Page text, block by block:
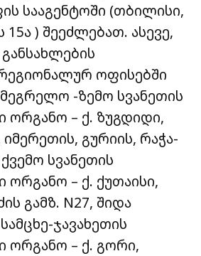
სააგენტოში (თბილისი,
) შეეძლებათ. ასევე,
ოფისებში
-ზემო სვანეთის
– ქ. ზუგდიდი,
იმერეთის, გურიის, რაჭა-
სვანეთის
– ქ. ქუთაისი,
გამზ. N27, შიდა
ჯავახეთის
– ქ. გორი,